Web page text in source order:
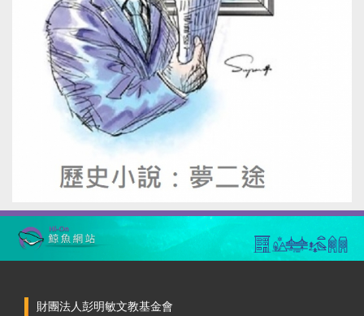
財團法人彭明敏文教基金會